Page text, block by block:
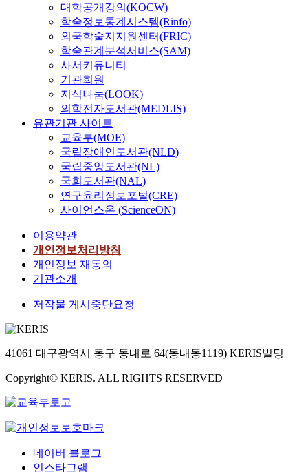
대학공개강의(KOCW)
학술정보통계시스템(Rinfo)
외국학술지지원센터(FRIC)
학술관계분석서비스(SAM)
사서커뮤니티
기관회원
지식나눔(LOOK)
의학전자도서관(MEDLIS)
유관기관 사이트
교육부(MOE)
국립장애인도서관(NLD)
국립중앙도서관(NL)
국회도서관(NAL)
연구윤리정보포털(CRE)
사이언스온 (ScienceON)
이용약관
개인정보처리방침
개인정보 재동의
기관소개
저작물 게시중단요청
41061 대구광역시 동구 동내로 64(동내동1119) KERIS빌딩
Copyright© KERIS. ALL RIGHTS RESERVED
네이버 블로그
인스타그램